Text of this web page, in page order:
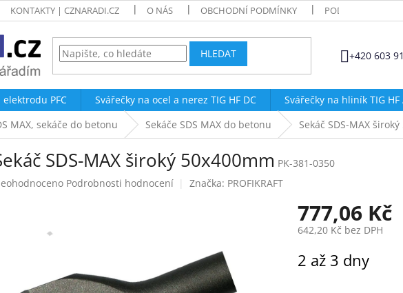
KONTAKTY | CZNARADI.CZ O NÁS OBCHODNÍ PODMÍNKY PODMÍNKY
HLEDAT +420 603
elektrodu PFC Svářečky na ocel a nerez TIG HF DC Svářečky na hliník TIG HF
MAX, sekáče do betonu Sekáče SDS MAX do betonu Sekáč SDS-MAX
SDS-MAX široký 50x400mm PK-381-0350
Podrobnosti hodnocení Značka: PROFIKRAFT
777,06 Kč
642,20 Kč bez DPH
cena:
2 až 3 dny